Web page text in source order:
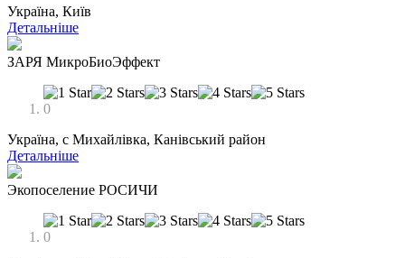
Україна, Київ
Детальніше
ЗАРЯ МикроБиоЭффект
0
Україна, с Михайлівка, Канівський район
Детальніше
Экопоселение РОСИЧИ
0